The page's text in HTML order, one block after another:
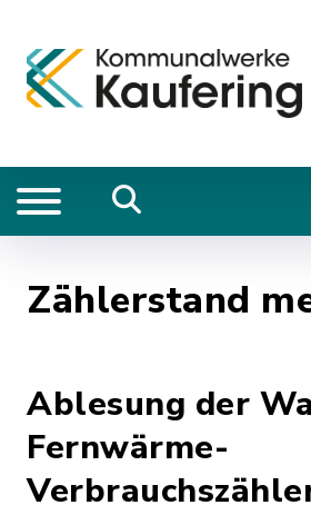
Zählerstand
Ablesung der
Fernwärme-